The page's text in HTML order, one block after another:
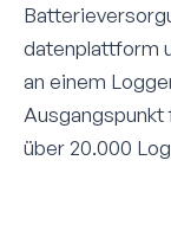
datenplattform
an einem
über 20.000